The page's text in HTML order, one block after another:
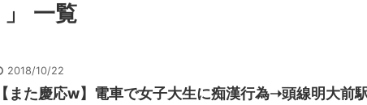
」 一覧
2018/10/22
【また慶応w】電車で女子大生に痴漢行為➝頭線明大前